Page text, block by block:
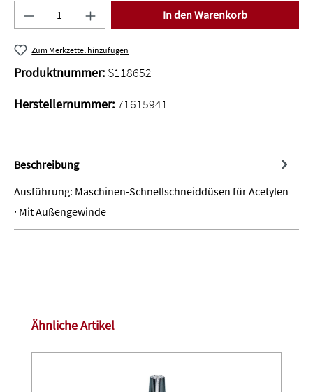
Produkt Anzahl: Gib den gewünschten Wert
In den Warenkorb
Zum Merkzettel hinzufügen
Produktnummer: S118652
Herstellernummer:71615941
Beschreibung
Ausführung: Maschinen-Schnellschneiddüsen für Acetylen
∙ Mit Außengewinde
Produktgalerie überspringen
Ähnliche Artikel